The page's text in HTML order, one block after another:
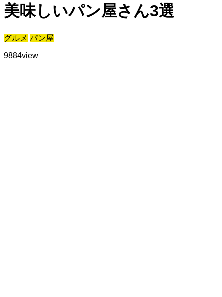
美味しいパン屋さん3選
グルメ パン屋
9884view